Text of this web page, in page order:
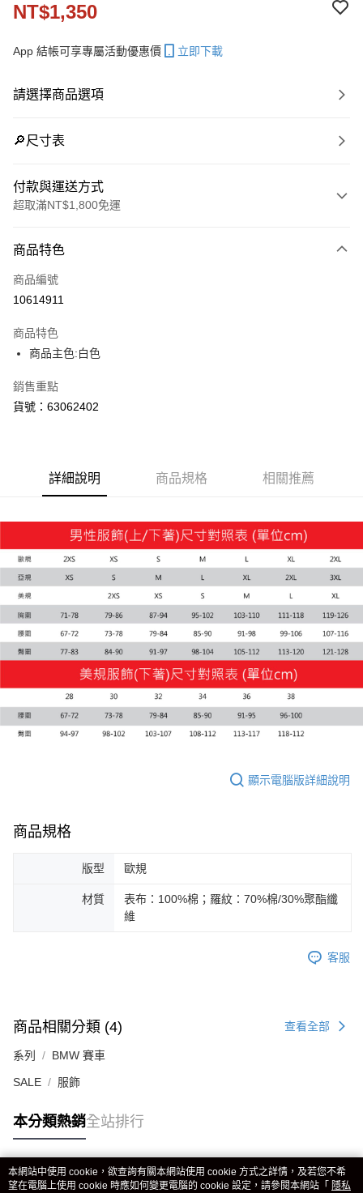
NT$1,350
App 結帳可享專屬活動優惠價 立即下載
請選擇商品選項
🔎尺寸表
付款與運送方式
超取滿NT$1,800免運
信用卡一次付款
LINE Pay
街口支付
悠遊付
Google Pay
運送方式
每筆NT$100，滿NT$1,800(含以上)免運費
付款後7-11取貨
每筆NT$100，滿NT$1,800(含以上)免運費
宅配(離島恕不配送)
每筆NT$150，滿NT$1,800(含以上)免運費
宅配貨到付款(離島恕不配送)
商品特色
商品編號
10614911
商品特色
商品主色:白色
銷售重點
貨號：63062402
詳細說明 商品規格 相關推薦
顯示電腦版詳細說明
商品規格
版型 歐規
材質
表布：100%棉；羅紋：70%棉/30%聚酯纖
維
客服
商品相關分類 (4) 查看全部
系列 BMW 賽車
SALE 服飾
本分類熱銷全站排行
熱門標籤
本網站中使用 cookie，欲查詢有關本網站使用 cookie 方式之詳情，及若您不希
望在電腦上使用 cookie 時應如何變更電腦的 cookie 設定，請參閱本網站「 隱私